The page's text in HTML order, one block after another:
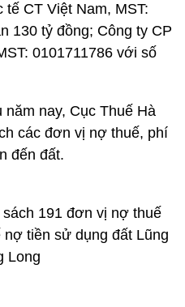
tế CT Việt Nam, MST:
130 tỷ đồng; Công ty CP
0101711786 với số
nay, Cục Thuế Hà
các đơn vị nợ thuế, phí
đến đất.
191 đơn vị nợ thuế
tiền sử dụng đất Lũng
Long